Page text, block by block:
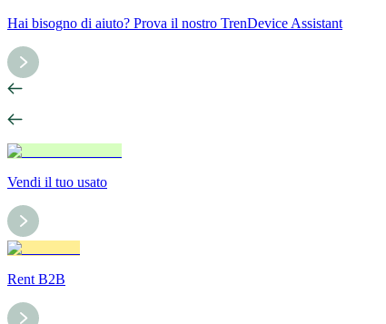
Hai bisogno di aiuto? Prova il nostro TrenDevice Assistant
Vendi il tuo usato
Rent B2B